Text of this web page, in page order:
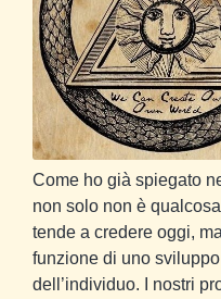
Come ho già spiegato
non solo non è
tende a credere oggi,
funzione di uno
dell’individuo. I nostri